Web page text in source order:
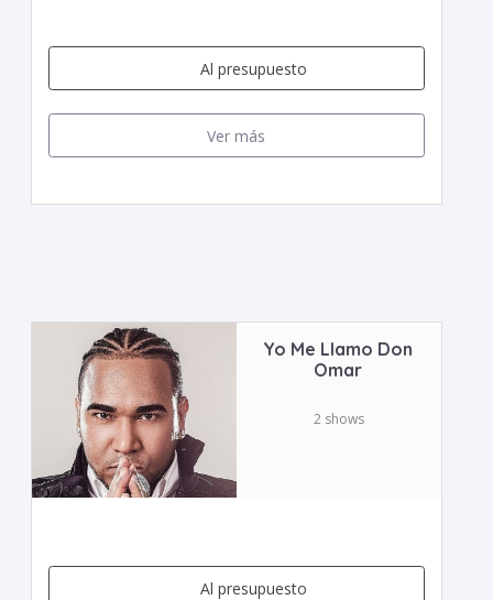
Al presupuesto
Ver más
Yo Me Llamo Don
Omar
2 shows
Al presupuesto